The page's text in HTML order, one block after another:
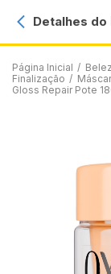
Página Inicial /
Finalização /
Gloss Repair Pote
Detalhes do